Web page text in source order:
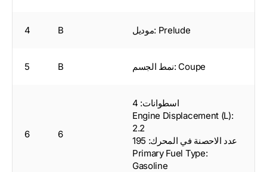
4 B موديل: Prelude
5 B نمط الجسم: Coupe
6 6
اسطوانات: 4
Engine Displacement (L):
2.2
عدد الاحصنة في المحرك: 195
Primary Fuel Type:
Gasoline